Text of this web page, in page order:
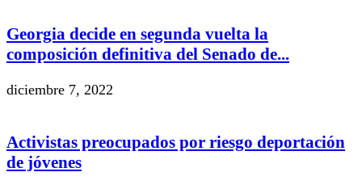
Georgia decide en segunda vuelta la
composición definitiva del Senado de...
diciembre 7, 2022
Activistas preocupados por riesgo deportación
de jóvenes